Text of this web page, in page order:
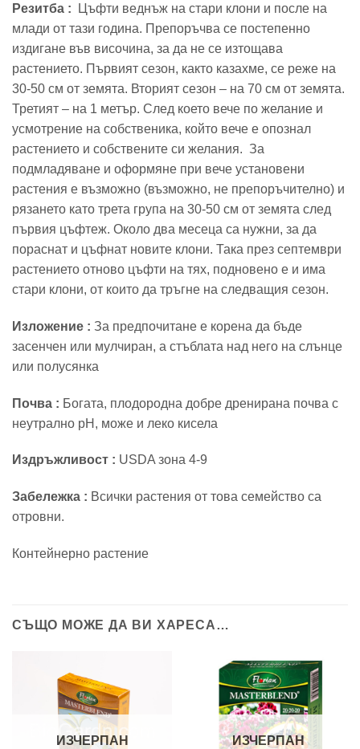
Резитба :
Цъфти веднъж на стари клони и после на
млади от тази година. Препоръчва се постепенно
издигане във височина, за да не се изтощава
растението. Първият сезон, както казахме, се реже на
30-50 см от земята. Вторият сезон – на 70 см от земята.
Третият – на 1 метър. След което вече по желание и
усмотрение на собственика, който вече е опознал
растението и собствените си желания. За
подмладяване и оформяне при вече установени
растения е възможно (възможно, не препоръчително) и
рязането като трета група на 30-50 см от земята след
първия цъфтеж. Около два месеца са нужни, за да
пораснат и цъфнат новите клони. Така през септември
растението отново цъфти на тях, подновено е и има
стари клони, от които да тръгне на следващия сезон.
Изложение : За предпочитане е корена да бъде
засенчен или мулчиран, а стъблата над него на слънце
или полусянка
Почва : Богата, плодородна добре дренирана почва с
неутрално pH, може и леко кисела
Издръжливост : USDA зона 4-9
Забележка : Всички растения от това семейство са
отровни.
Контейнерно растение
СЪЩО МОЖЕ ДА ВИ ХАРЕСА…
ИЗЧЕРПАН ИЗЧЕРПАН